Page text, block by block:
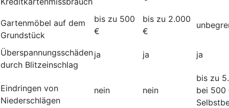
Gartenmöbel auf dem
Grundstück
bis zu 500
€
bis zu 2.000
€
Überspannungsschäden
durch Blitzeinschlag
ja ja ja
Eindringen von
Niederschlägen
nein nein
bis zu
bei 500